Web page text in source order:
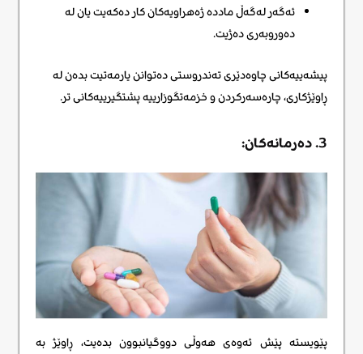
ئەگەر لەگەڵ ماددە ژەهراویەکان کار دەکەیت یان لە
دەوروبەری دەژیت.
پیشەییەکانی چاوەدێری تەندروستی دەتوانن یارمەتیت بدەن لە
ڕاوێژکاری، چارەسەرکردن و خزمەتگوزارییە پشتگیرییەکانی تر.
3. دەرمانەکان:
پێویستە پێش ئەوەی هەوڵی دووگیانبوون بدەیت، ڕاوێژ بە